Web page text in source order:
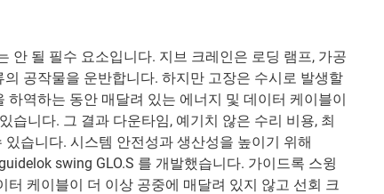
안 될 필수 요소입니다. 지브 크레인은 로딩 램프, 가공
공작물을 운반합니다. 하지만 고장은 수시로 발생할
하역하는 동안 매달려 있는 에너지 및 데이터 케이블이
습니다. 그 결과 다운타임, 예기치 않은 수리 비용, 최
습니다. 시스템 안전성과 생산성을 높이기 위해
swing GLO.S 를 개발했습니다. 가이드록 스윙
터 케이블이 더 이상 공중에 매달려 있지 않고 선회 크